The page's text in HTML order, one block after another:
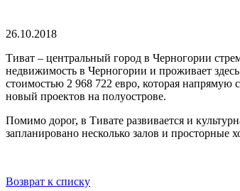
26.10.2018
Тиват – центральный город в Черногории
недвижимость в Черногории и проживает
стоимостью 2 968 722 евро, которая напрямую
новый проектов на полуострове.
Помимо дорог, в Тивате развивается и
запланировано несколько залов и
Возврат к списку